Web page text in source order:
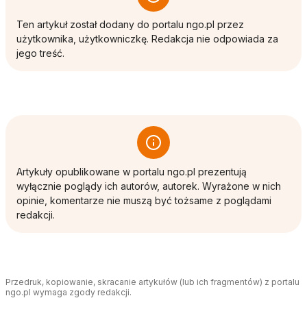
Ten artykuł został dodany do portalu ngo.pl przez
użytkownika, użytkowniczkę. Redakcja nie odpowiada za
jego treść.
Artykuły opublikowane w portalu ngo.pl prezentują
wyłącznie poglądy ich autorów, autorek. Wyrażone w nich
opinie, komentarze nie muszą być tożsame z poglądami
redakcji.
Przedruk, kopiowanie, skracanie artykułów (lub ich fragmentów) z portalu
ngo.pl wymaga zgody redakcji.